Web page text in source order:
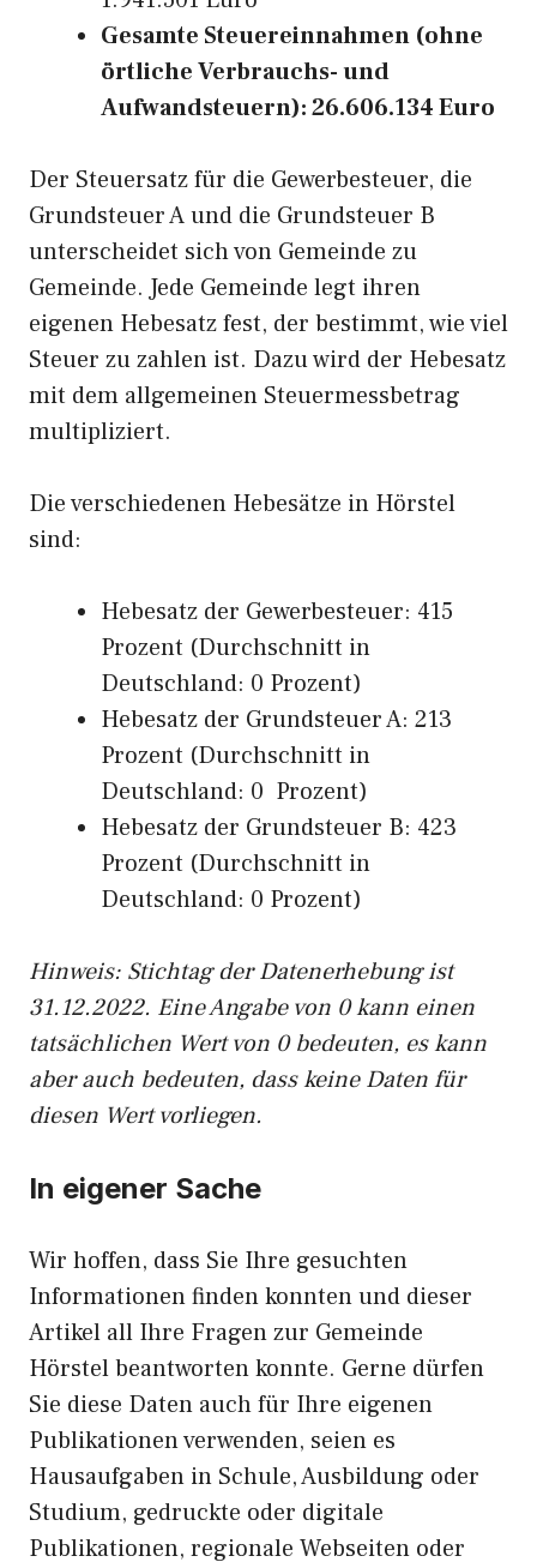
Gesamte Steuereinnahmen (ohne
örtliche Verbrauchs- und
Aufwandsteuern): 26.606.134 Euro
Der Steuersatz für die Gewerbesteuer, die
Grundsteuer A und die Grundsteuer B
unterscheidet sich von Gemeinde zu
Gemeinde. Jede Gemeinde legt ihren
eigenen Hebesatz fest, der bestimmt, wie viel
Steuer zu zahlen ist. Dazu wird der Hebesatz
mit dem allgemeinen Steuermessbetrag
multipliziert.
Die verschiedenen Hebesätze in Hörstel
sind:
Hebesatz der Gewerbesteuer: 415
Prozent (Durchschnitt in
Deutschland: 0 Prozent)
Hebesatz der Grundsteuer A: 213
Prozent (Durchschnitt in
Deutschland: 0 Prozent)
Hebesatz der Grundsteuer B: 423
Prozent (Durchschnitt in
Deutschland: 0 Prozent)
Hinweis: Stichtag der Datenerhebung ist
31.12.2022. Eine Angabe von 0 kann einen
tatsächlichen Wert von 0 bedeuten, es kann
aber auch bedeuten, dass keine Daten für
diesen Wert vorliegen.
In eigener Sache
Wir hoffen, dass Sie Ihre gesuchten
Informationen finden konnten und dieser
Artikel all Ihre Fragen zur Gemeinde
Hörstel beantworten konnte. Gerne dürfen
Sie diese Daten auch für Ihre eigenen
Publikationen verwenden, seien es
Hausaufgaben in Schule, Ausbildung oder
Studium, gedruckte oder digitale
Publikationen, regionale Webseiten oder